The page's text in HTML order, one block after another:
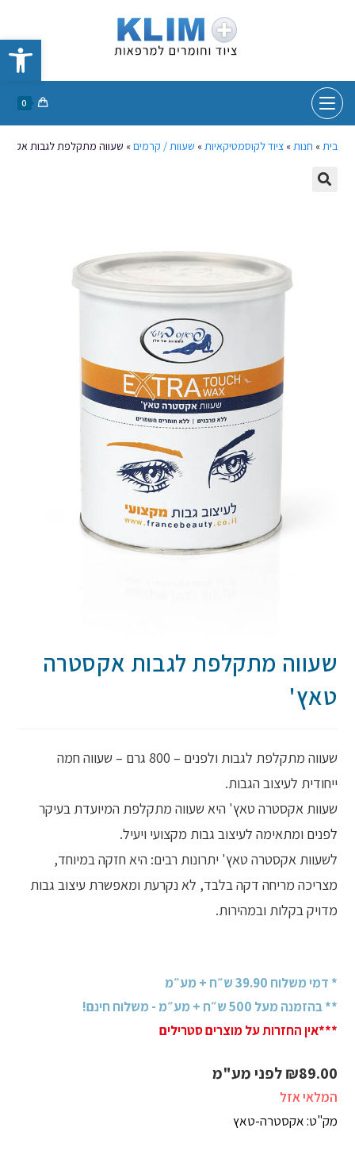
פתח סרגל נגישות
0
בית» חנות»ציוד לקוסמטיקאיות» שעוות / קרמים» שעווה מתקלפת לגבות
שעווה מתקלפת לגבות אקסטרה
טאץ'
שעווה מתקלפת לגבות ולפנים – 800 גרם – שעווה חמה
ייחודית לעיצוב הגבות.
שעוות אקסטרה טאץ' היא שעווה מתקלפת המיועדת בעיקר
לפנים ומתאימה לעיצוב גבות מקצועי ויעיל.
לשעוות אקסטרה טאץ' יתרונות רבים: היא חזקה במיוחד,
מצריכה מריחה דקה בלבד, לא נקרעת ומאפשרת עיצוב גבות
מדויק בקלות ובמהירות.
* דמי משלוח 39.90 ש״ח + מע״מ
** בהזמנה מעל 500 ש״ח + מע״מ - משלוח חינם!
***אין החזרות על מוצרים סטרילים
₪89.00 לפני מע"מ
המלאי אזל
מק"ט: אקסטרה-טאץ